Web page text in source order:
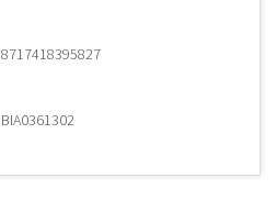
8717418395827
BIA0361302